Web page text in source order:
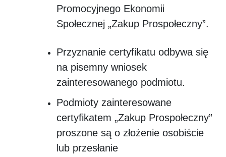
Promocyjnego Ekonomii
Społecznej „Zakup Prospołeczny”.
Przyznanie certyfikatu odbywa się
na pisemny wniosek
zainteresowanego podmiotu.
Podmioty zainteresowane
certyfikatem „Zakup Prospołeczny”
proszone są o złożenie osobiście
lub przesłanie